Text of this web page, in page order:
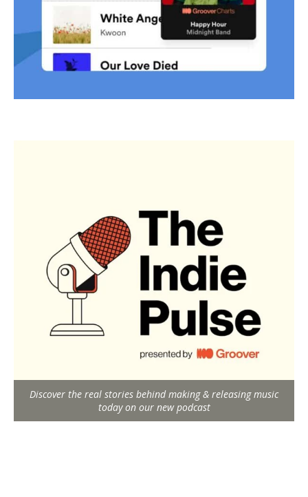
Discover the real stories behind making & releasing music
today on our new podcast